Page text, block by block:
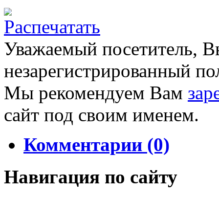
Уважаемый посетитель,
незарегистрированный
Мы рекомендуем Вам
сайт под своим именем.
Комментарии (0)
Навигация по сайту